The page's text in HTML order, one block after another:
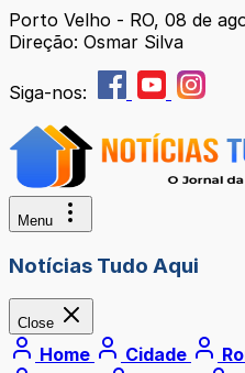
Porto Velho - RO, 08 de
Direção: Osmar Silva
Siga-nos:
Menu
Notícias Tudo Aqui
Close
Home Cidade